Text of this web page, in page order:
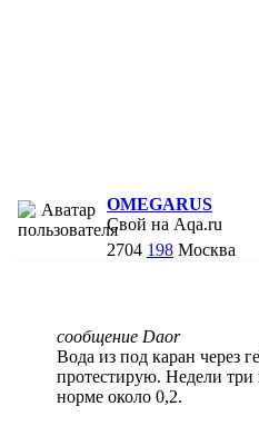
OMEGARUS
Свой на Aqa.ru
2704 198 Москва
сообщение Daor
Вода из под каран через
протестирую. Недели три
норме около 0,2.